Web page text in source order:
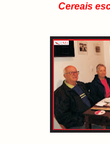
Cereais